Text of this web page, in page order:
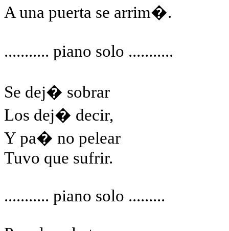
A una puerta se arrim�.
........... piano solo ...........
Se dej� sobrar
Los dej� decir,
Y pa� no pelear
Tuvo que sufrir.
........... piano solo .........